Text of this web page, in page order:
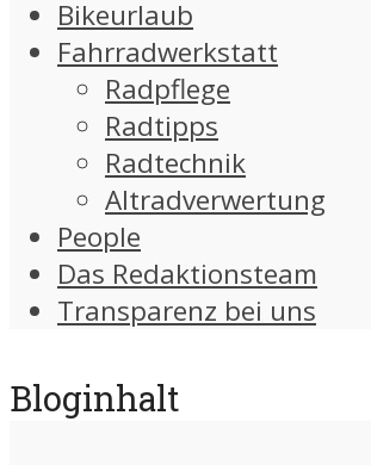
Bikeurlaub
Fahrradwerkstatt
Radpflege
Radtipps
Radtechnik
Altradverwertung
People
Das Redaktionsteam
Transparenz bei uns
Bloginhalt